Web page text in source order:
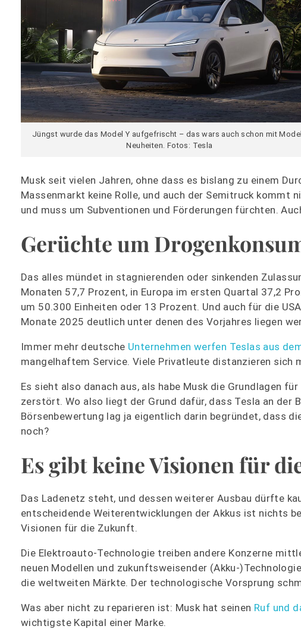
Jüngst wurde das Model Y aufgefrischt – das wars auch schon mit
Neuheiten. Fotos: Tesla
Musk seit vielen Jahren, ohne dass es bislang zu einem
Massenmarkt keine Rolle, und auch der Semitruck
und muss um Subventionen und Förderungen fürchten.
Gerüchte um
Das alles mündet in stagnierenden oder sinkenden
Monaten 57,7 Prozent, in Europa im ersten Quartal 37,2
um 50.300 Einheiten oder 13 Prozent. Und auch für die
Monate 2025 deutlich unter denen des Vorjahres liegen
Immer mehr deutsche Unternehmen werfen Teslas aus
mangelhaftem Service. Viele Privatleute distanzieren sich
Es sieht also danach aus, als habe Musk die Grundlagen
zerstört. Wo also liegt der Grund dafür, dass Tesla an der
Börsenbewertung lag ja eigentlich darin begründet, dass
noch?
Es gibt keine Visionen für
Das Ladenetz steht, und dessen weiterer Ausbau dürfte
entscheidende Weiterentwicklungen der Akkus ist nichts
Visionen für die Zukunft.
Die Elektroauto-Technologie treiben andere Konzerne
neuen Modellen und zukunftsweisender (Akku-
die weltweiten Märkte. Der technologische Vorsprung
Was aber nicht zu reparieren ist: Musk hat seinen Ruf und
wichtigste Kapital einer Marke.